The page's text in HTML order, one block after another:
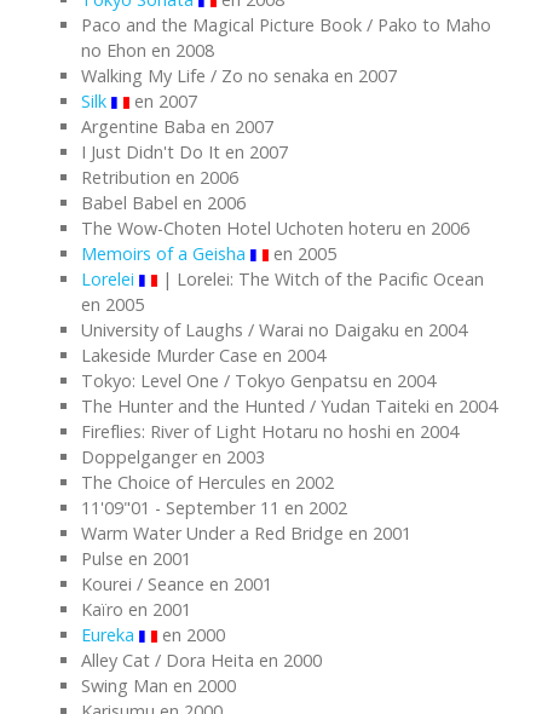
Paco and the Magical Picture Book / Pako to Maho
no Ehon en 2008
Walking My Life / Zo no senaka en 2007
Silk
en 2007
Argentine Baba en 2007
I Just Didn't Do It en 2007
Retribution en 2006
Babel Babel en 2006
The Wow-Choten Hotel Uchoten hoteru en 2006
Memoirs of a Geisha
en 2005
Lorelei
| Lorelei: The Witch of the Pacific Ocean
en 2005
University of Laughs / Warai no Daigaku en 2004
Lakeside Murder Case en 2004
Tokyo: Level One / Tokyo Genpatsu en 2004
The Hunter and the Hunted / Yudan Taiteki en 2004
Fireflies: River of Light Hotaru no hoshi en 2004
Doppelganger en 2003
The Choice of Hercules en 2002
11'09"01 - September 11 en 2002
Warm Water Under a Red Bridge en 2001
Pulse en 2001
Kourei / Seance en 2001
Kaïro en 2001
Eureka
en 2000
Alley Cat / Dora Heita en 2000
Swing Man en 2000